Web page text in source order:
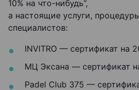
10% на что-нибудь”,
а настоящие услуги,
специалистов:
INVITRO — сертификат на
МЦ Эксана — сертификат
Padel Club 375 —